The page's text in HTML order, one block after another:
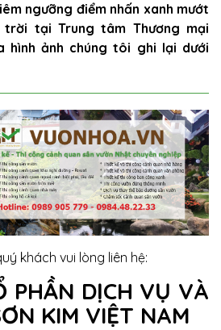
ngưỡng điểm nhấn xanh mướt
tại Trung tâm Thương mại
hình ảnh chúng tôi ghi lại dưới
khách vui lòng liên hệ:
PHẦN DỊCH VỤ VÀ
KIM VIỆT NAM